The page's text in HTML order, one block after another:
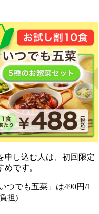
申し込む人は、初回限定
めです。
つでも五菜」は490円/1
担)